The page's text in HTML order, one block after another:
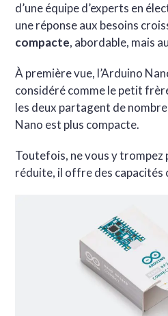
d’une équipe d’experts en
une réponse aux besoins
compacte, abordable, mais
À première vue, l’Arduino
considéré comme le petit
les deux partagent de
Nano est plus compacte.
Toutefois, ne vous y trompez
réduite, il offre des capacités